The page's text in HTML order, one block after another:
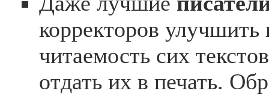
корректоров улучшить
читаемость сих
отдать их в печать.